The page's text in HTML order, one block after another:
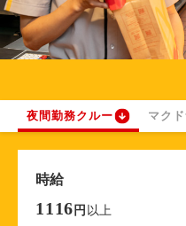
夜間勤務クルー マク
時給
1116 円 以上